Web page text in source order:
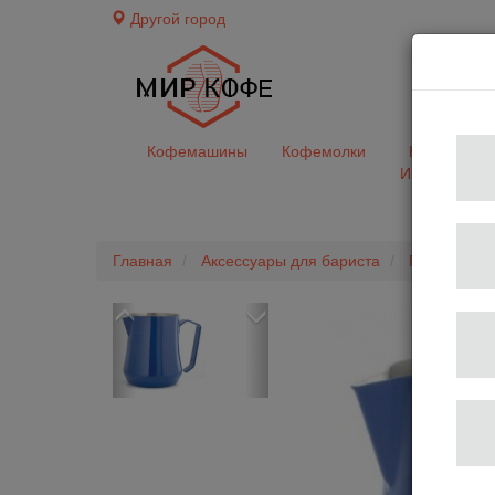
Другой город
Кофемашины Кофемолки
Кофе&Чай
Ингредиенты
Главная Аксессуары для бариста Питчеры
Previous